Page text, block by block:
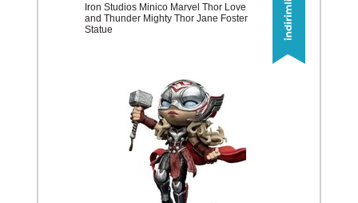
Iron Studios Minico Marvel Thor Love
and Thunder Mighty Thor Jane Foster
Statue